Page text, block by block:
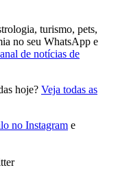
turismo, pets,
no seu WhatsApp e
de notícias de
hoje? Veja todas as
no Instagram e